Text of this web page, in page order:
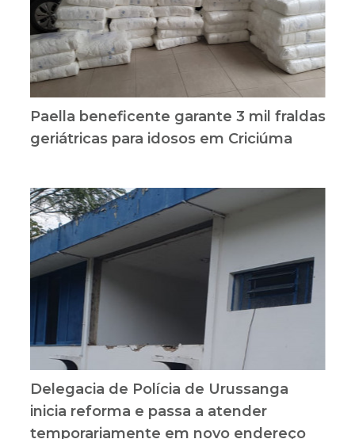
Paella beneficente garante 3 mil fraldas
geriátricas para idosos em Criciúma
Delegacia de Polícia de Urussanga
inicia reforma e passa a atender
temporariamente em novo endereço